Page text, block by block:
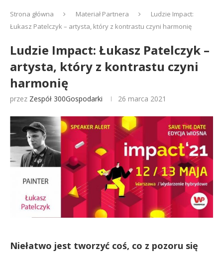
Strona główna Materiał Partnera
Ludzie Impact:
Łukasz Patelczyk – artysta, który z kontrastu czyni harmonię
Ludzie Impact: Łukasz Patelczyk –
artysta, który z kontrastu czyni
harmonię
przez Zespół 300Gospodarki 26 marca 2021
Niełatwo jest tworzyć coś, co z pozoru się